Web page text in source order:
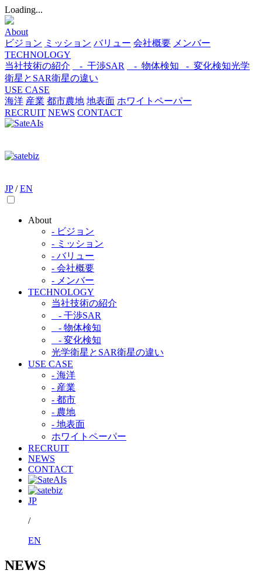
Loading...
About
ビジョン ミッション バリュー 会社概要 メンバー
TECHNOLOGY
当社技術の紹介
- 干渉SAR - 物体検知​ - 変化検知​光学
衛星とSAR衛星の違い
USE CASE
海洋 産業 都市​農地 地表面 ホワイトペーパー
RECRUIT NEWS CONTACT
JP / EN
About
- ビジョン
- ミッション
- バリュー
- 会社概要
- メンバー
TECHNOLOGY
当社技術の紹介​
- 干渉SAR​
- 物体検知​
- 変化検知​
光学衛星とSAR衛星の違い​
USE CASE
- 海洋
- 産業
- 都市​
- 農地
- 地表面
ホワイトペーパー
RECRUIT
NEWS
CONTACT
JP
/
EN
NEWS